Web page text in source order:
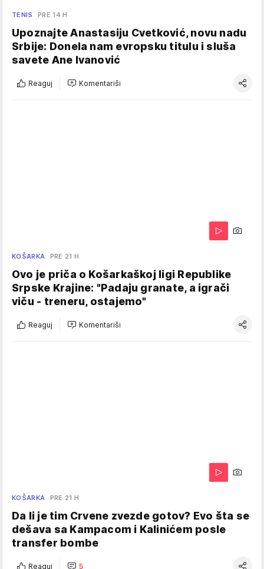
TENIS PRE 14 H
Upoznajte Anastasiju Cvetković, novu nadu
Srbije: Donela nam evropsku titulu i sluša
savete Ane Ivanović
Reaguj Komentariši
KOŠARKA PRE 21 H
Ovo je priča o Košarkaškoj ligi Republike
Srpske Krajine: "Padaju granate, a igrači
viču - treneru, ostajemo"
Reaguj Komentariši
KOŠARKA PRE 21 H
Da li je tim Crvene zvezde gotov? Evo šta se
dešava sa Kampacom i Kalinićem posle
transfer bombe
Reaguj 5